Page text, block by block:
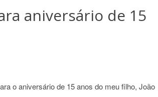
aniversário de 15
o aniversário de 15 anos do meu filho, João